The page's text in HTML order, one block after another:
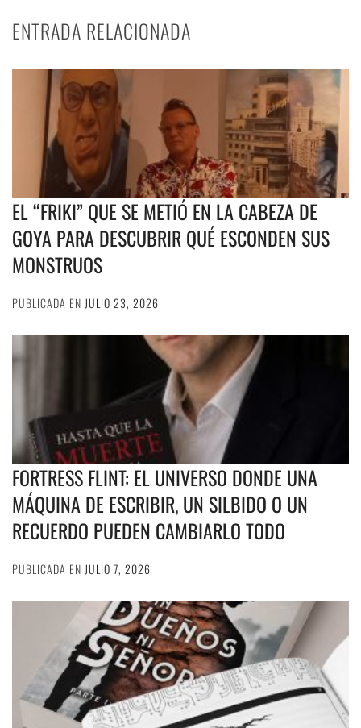
ENTRADA RELACIONADA
EL “FRIKI” QUE SE METIÓ EN LA CABEZA DE
GOYA PARA DESCUBRIR QUÉ ESCONDEN SUS
MONSTRUOS
PUBLICADA EN JULIO 23, 2026
FORTRESS FLINT: EL UNIVERSO DONDE UNA
MÁQUINA DE ESCRIBIR, UN SILBIDO O UN
RECUERDO PUEDEN CAMBIARLO TODO
PUBLICADA EN JULIO 7, 2026